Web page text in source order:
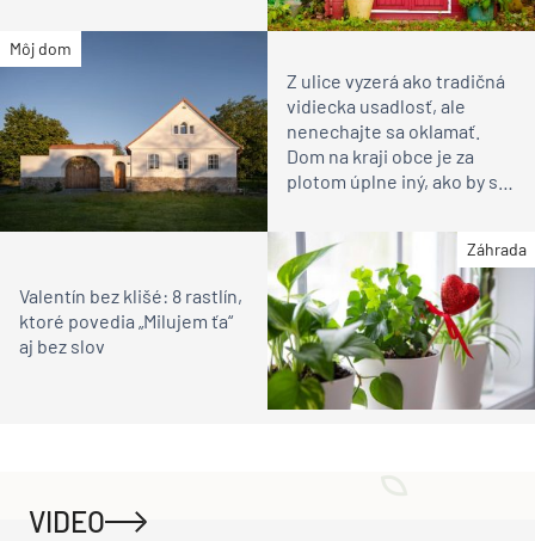
Môj dom
Z ulice vyzerá ako tradičná
vidiecka usadlosť, ale
nenechajte sa oklamať.
Dom na kraji obce je za
plotom úplne iný, ako by ste
Záhrada
Valentín bez klišé: 8 rastlín,
ktoré povedia „Milujem ťa“
aj bez slov
VIDEO